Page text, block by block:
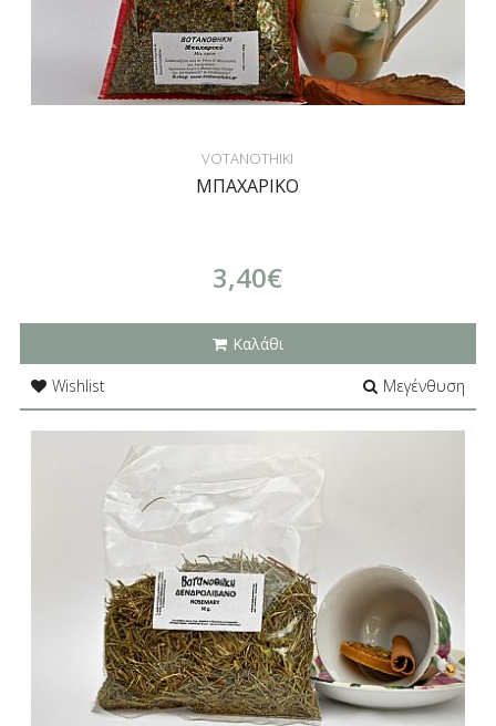
VOTANOTHIKI
ΜΠΑΧΑΡΙΚΟ
3,40€
Καλάθι
Wishlist
Μεγένθυση